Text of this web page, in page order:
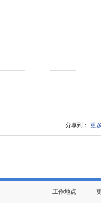
分享到： 更
工作地点